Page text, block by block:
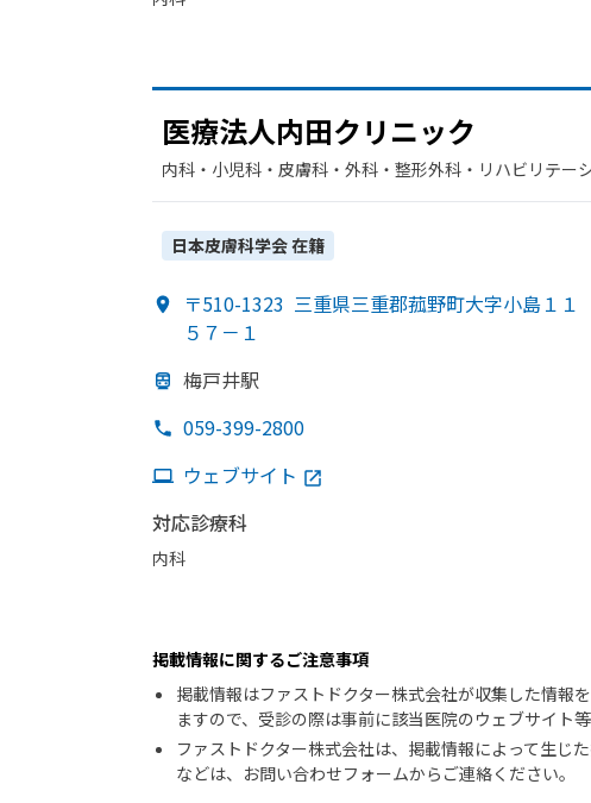
医療法人内田クリニック
内科・​小児科・​皮膚科・​外科・​整形外科・​リハビリテー
日本皮膚科学会在籍
〒510-1323 三重県三重郡菰野町大字小島１１
５７－１
梅戸井駅
059-399-2800
ウェブサイト
対応診療科
内科
掲載情報に関するご注意事項
掲載情報はファストドクター株式会社が収集した情報
ますので、受診の際は事前に該当医院のウェブサイト
ファストドクター株式会社は、掲載情報によって生じ
などは、お問い合わせフォームからご連絡ください。